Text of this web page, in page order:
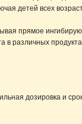
детей всех
прямое
различных
дозировка и